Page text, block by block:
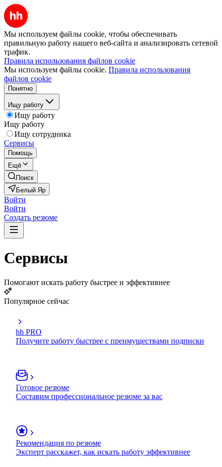
Мы используем файлы cookie, чтобы обеспечивать
правильную работу нашего веб-сайта и анализировать сетевой
трафик.
Правила использования файлов cookie
Мы используем файлы cookie. Правила использования
файлов cookie
Понятно
Ищу работу
Ищу работу
Ищу работу
Ищу сотрудника
Сервисы
Помощь
Ещё
Поиск
Белый Яр
Войти
Войти
Создать резюме
Сервисы
Помогают искать работу быстрее и эффективнее
Популярное сейчас
hh PRO
Получите работу быстрее с преимуществами подписки
Готовое резюме
Составим профессиональное резюме за вас
Рекомендация по резюме
Эксперт расскажет, как искать работу эффективнее